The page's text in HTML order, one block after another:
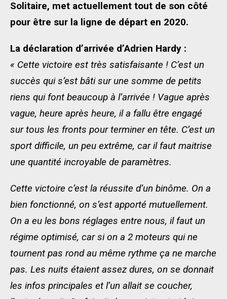
Solitaire, met actuellement tout de son côté
pour être sur la ligne de départ en 2020.
La déclaration d’arrivée d’Adrien Hardy :
« Cette victoire est très satisfaisante ! C’est un
succès qui s’est bâti sur une somme de petits
riens qui font beaucoup à l’arrivée ! Vague après
vague, heure après heure, il a fallu être engagé
sur tous les fronts pour terminer en tête. C’est un
sport difficile, un peu extrême, car il faut maitrise
une quantité incroyable de paramètres.
Cette victoire c’est la réussite d’un binôme. On a
bien fonctionné, on s’est apporté mutuellement.
On a eu les bons réglages entre nous, il faut un
régime optimisé, car si on a 2 moteurs qui ne
tournent pas rond au même rythme ça ne marche
pas. Les nuits étaient assez dures, on se donnait
les infos principales et l’un allait se coucher,